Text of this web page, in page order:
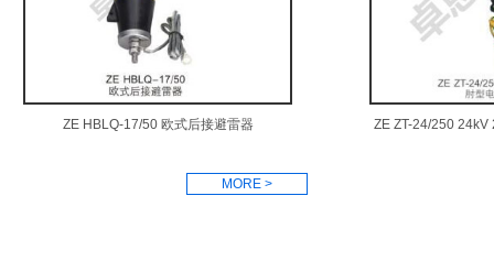
ZE HBLQ-17/50 欧式后接避雷器 ZE ZT-24/250
MORE >